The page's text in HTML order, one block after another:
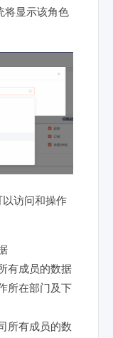
将显示该角色
访问和操作
有成员的数据
所在部门及下
所有成员的数